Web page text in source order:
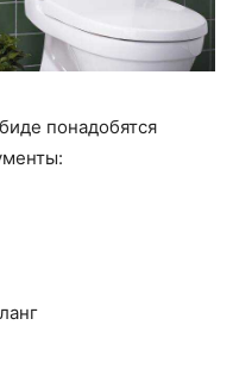
понадобятся